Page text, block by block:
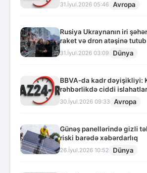
31.İyul.2026 05:46 Avropa
Rusiya Ukraynanın iri
raket və dron atəşinə tutub
31.İyul.2026 03:09 Dünya
BBVA-da kadr dəyişikliyi:
rəhbərlikdə ciddi islahatlar
30.İyul.2026 09:33 Avropa
Günəş panellərində gizli
riski barədə xəbərdarlıq
26.İyul.2026 10:52 Dünya